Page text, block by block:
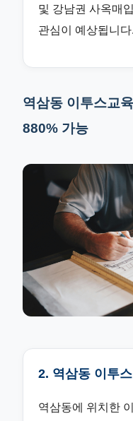
및 강남권 사옥매
관심이 예상됩니다.
역삼동 이투스교
880% 가능
2. 역삼동 이투
역삼동에 위치한